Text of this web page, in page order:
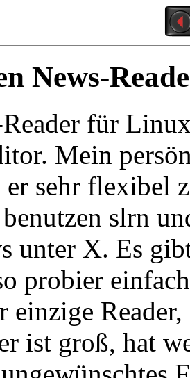
News-
für
Mein
er sehr flexibel
slrn
unter X. Es
probier
einzige
ist groß, hat